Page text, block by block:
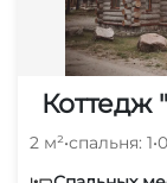
Коттедж
2 м²•спальня: 1•0